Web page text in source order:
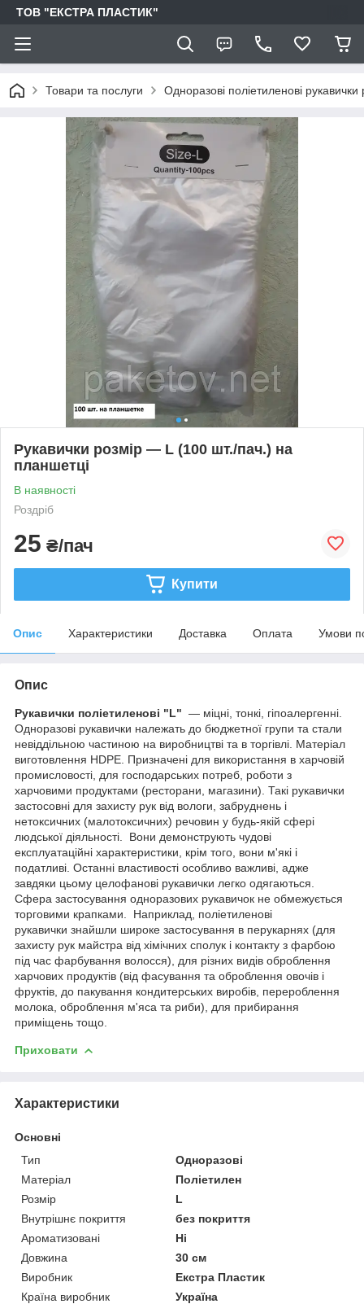
ТОВ "ЕКСТРА ПЛАСТИК"
Товари та послуги Одноразові поліетиленові
Рукавички розмір — L (100 шт./пач.) на
планшетці
В наявності
Роздріб
25 ₴/пач
Купити
Опис Характеристики Доставка Оплата Умови
Опис
Рукавички поліетиленові "L" ― міцні, тонкі, гіпоалергенні.
Одноразові рукавички належать до бюджетної групи та стали
невіддільною частиною на виробництві та в торгівлі. Матеріал
виготовлення HDPE. Призначені для використання в харчовій
промисловості, для господарських потреб, роботи з
харчовими продуктами (ресторани, магазини). Такі рукавички
застосовні для захисту рук від вологи, забруднень і
нетоксичних (малотоксичних) речовин у будь-якій сфері
людської діяльності. Вони демонструють чудові
експлуатаційні характеристики, крім того, вони м'які і
податливі. Останні властивості особливо важливі, адже
завдяки цьому целофанові рукавички легко одягаються.
Сфера застосування одноразових рукавичок не обмежується
торговими крапками. Наприклад, поліетиленові
рукавички знайшли широке застосування в перукарнях (для
захисту рук майстра від хімічних сполук і контакту з фарбою
під час фарбування волосся), для різних видів оброблення
харчових продуктів (від фасування та оброблення овочів і
фруктів, до пакування кондитерських виробів, перероблення
молока, оброблення м'яса та риби), для прибирання
приміщень тощо.
Приховати
Характеристики
Основні
Тип
Одноразові
Матеріал
Поліетилен
Розмір
L
Внутрішнє покриття
без покриття
Ароматизовані
Ні
Довжина
30 см
Виробник
Екстра Пластик
Країна виробник
Україна